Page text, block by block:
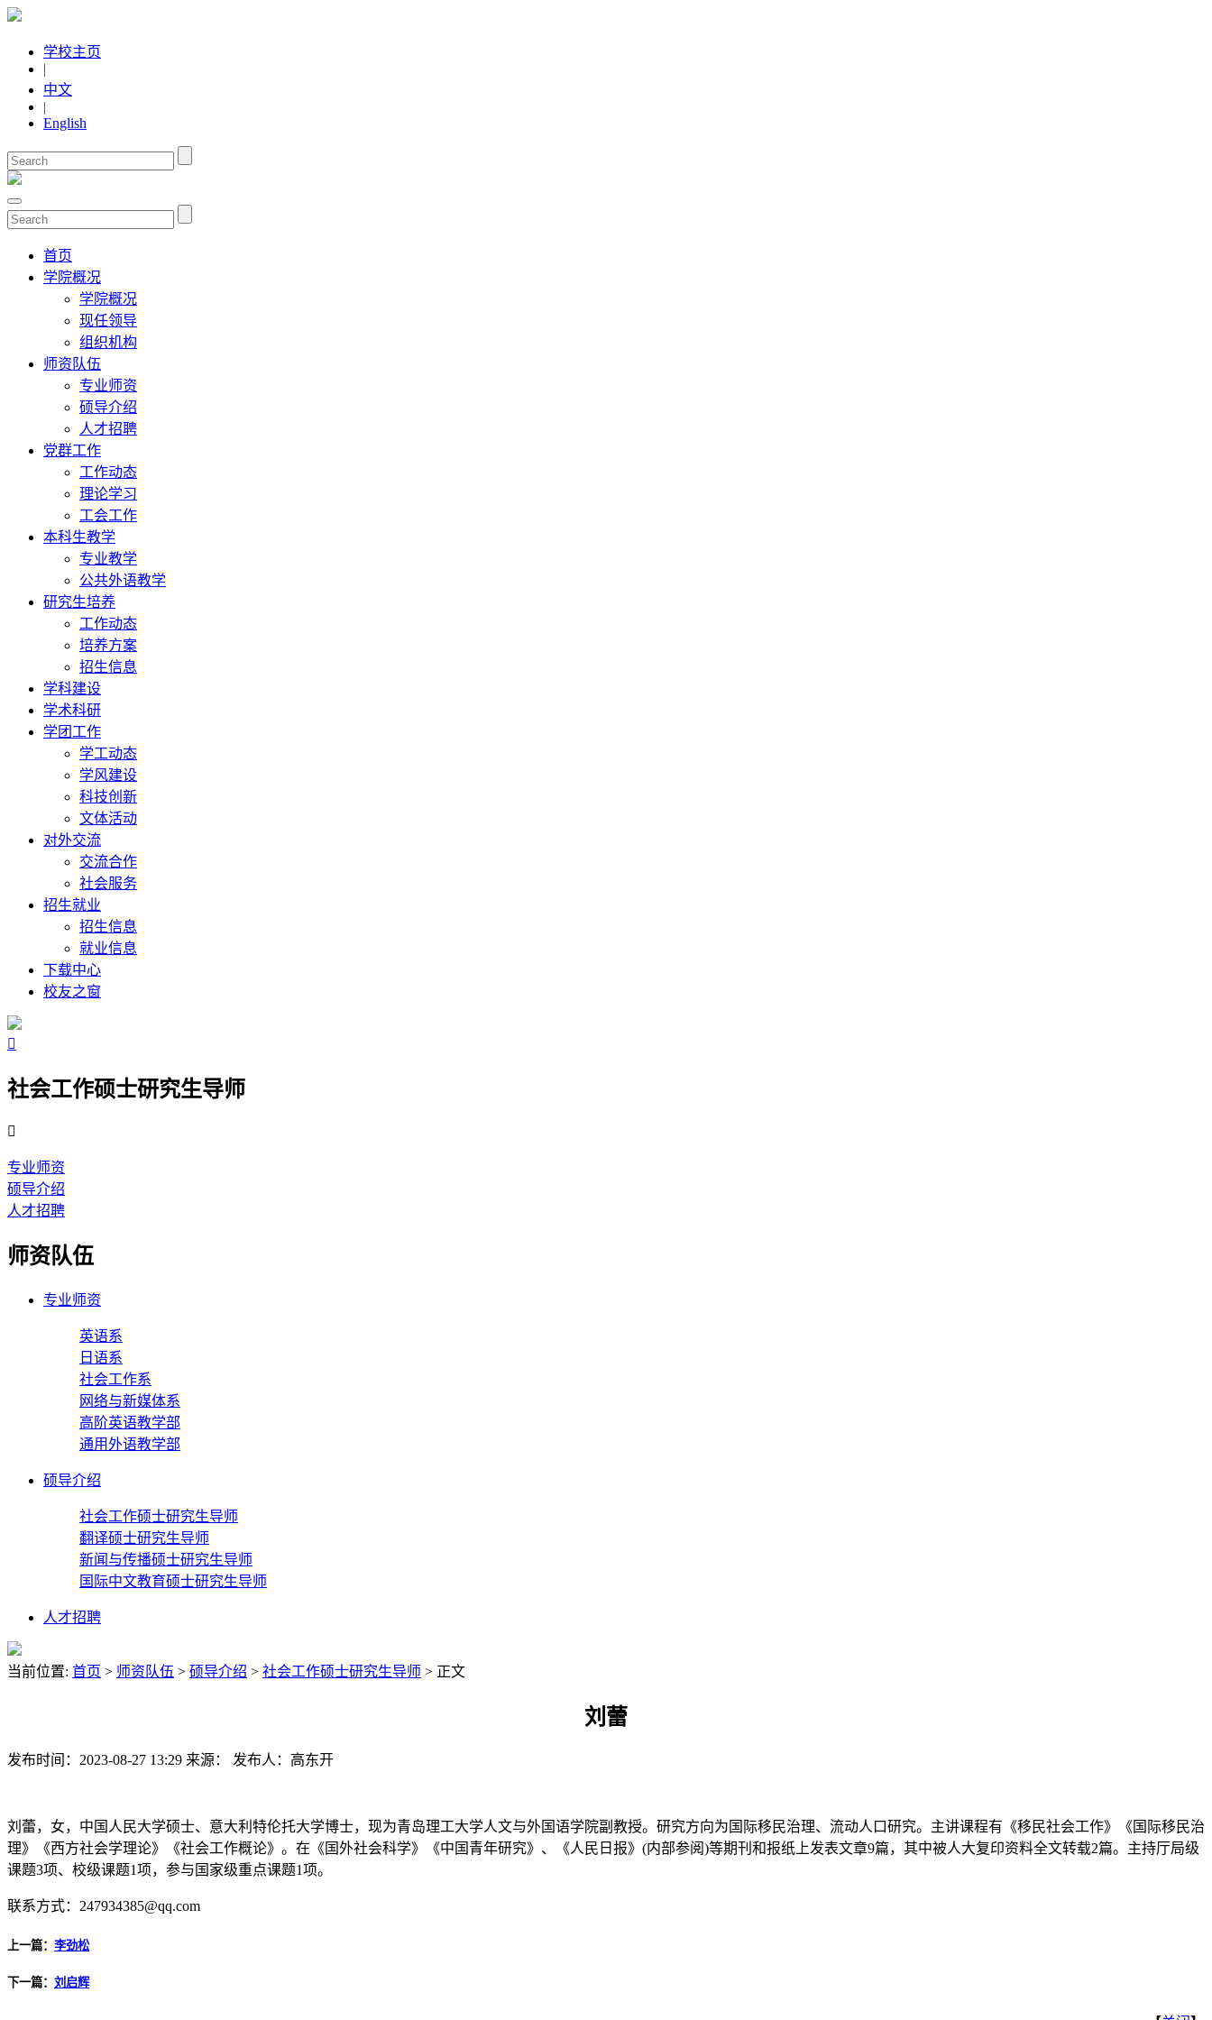
学校主页
|
中文
|
English
首页
学院概况
学院概况
现任领导
组织机构
师资队伍
专业师资
硕导介绍
人才招聘
党群工作
工作动态
理论学习
工会工作
本科生教学
专业教学
公共外语教学
研究生培养
工作动态
培养方案
招生信息
学科建设
学术科研
学团工作
学工动态
学风建设
科技创新
文体活动
对外交流
交流合作
社会服务
招生就业
招生信息
就业信息
下载中心
校友之窗

社会工作硕士研究生导师

专业师资
硕导介绍
人才招聘
师资队伍
专业师资
英语系
日语系
社会工作系
网络与新媒体系
高阶英语教学部
通用外语教学部
硕导介绍
社会工作硕士研究生导师
翻译硕士研究生导师
新闻与传播硕士研究生导师
国际中文教育硕士研究生导师
人才招聘
当前位置: 首页 > 师资队伍 > 硕导介绍 > 社会工作硕士研究生导师 > 正文
刘蕾
发布时间：2023-08-27 13:29 来源： 发布人：高东开
刘蕾，女，中国人民大学硕士、意大利特伦托大学博士，现为青岛理工大学人文与外国语学院副教授。研究方向为国际移民治理、流动人口研究。主讲课程有《移民社会工作》《国际移民治
理》《西方社会学理论》《社会工作概论》。在《国外社会科学》《中国青年研究》、《人民日报》(内部参阅)等期刊和报纸上发表文章9篇，其中被人大复印资料全文转载2篇。主持厅局级
课题3项、校级课题1项，参与国家级重点课题1项。
联系方式：247934385@qq.com
上一篇： 李劲松
下一篇： 刘启辉